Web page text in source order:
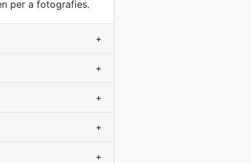
per a fotografies.
+
+
+
+
+